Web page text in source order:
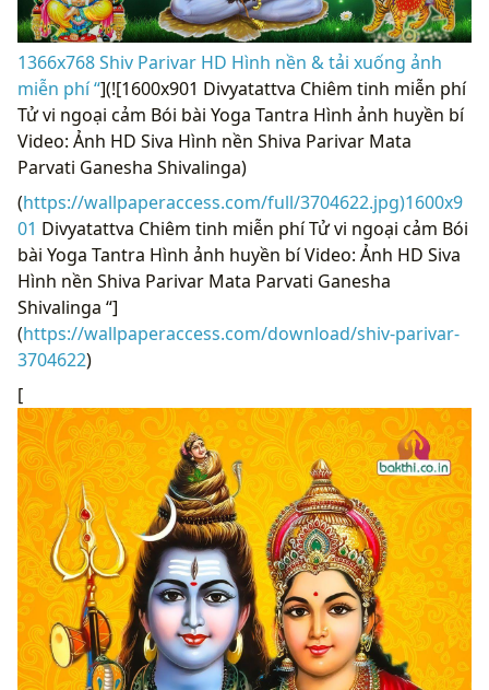
1366x768 Shiv Parivar HD Hình nền & tải xuống ảnh
miễn phí “](![1600x901 Divyatattva Chiêm tinh miễn phí
Tử vi ngoại cảm Bói bài Yoga Tantra Hình ảnh huyền bí
Video: Ảnh HD Siva Hình nền Shiva Parivar Mata
Parvati Ganesha Shivalinga)
(https://wallpaperaccess.com/full/3704622.jpg)1600x9
01 Divyatattva Chiêm tinh miễn phí Tử vi ngoại cảm Bói
bài Yoga Tantra Hình ảnh huyền bí Video: Ảnh HD Siva
Hình nền Shiva Parivar Mata Parvati Ganesha
Shivalinga “]
(https://wallpaperaccess.com/download/shiv-parivar-
3704622)
[